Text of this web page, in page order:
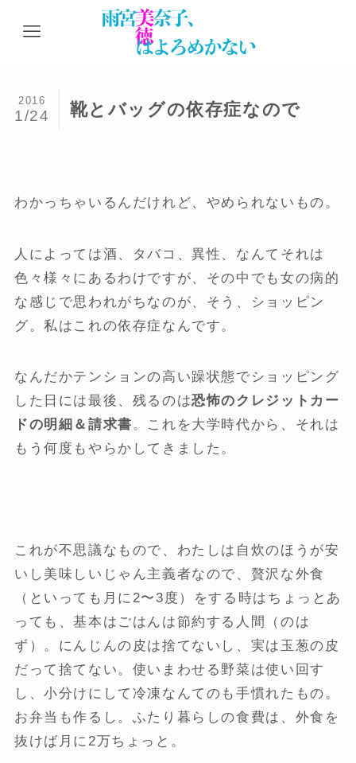
靴とバッグの依存症なので
2016
1/24
わかっちゃいるんだけれど、やめられないもの。
人によっては酒、タバコ、異性、なんてそれは
色々様々にあるわけですが、その中でも女の病的
な感じで思われがちなのが、そう、ショッピン
グ。私はこれの依存症なんです。
なんだかテンションの高い躁状態でショッピング
した日には最後、残るのは恐怖のクレジットカー
ドの明細＆請求書 。これを大学時代から、それは
もう何度もやらかしてきました。
これが不思議なもので、わたしは自炊のほうが安
いし美味しいじゃん主義者なので、贅沢な外食
（といっても月に2〜3度）をする時はちょっとあ
っても、基本はごはんは節約する人間（のは
ず）。にんじんの皮は捨てないし、実は玉葱の皮
だって捨てない。使いまわせる野菜は使い回す
し、小分けにして冷凍なんてのも手慣れたもの。
お弁当も作るし。ふたり暮らしの食費は、外食を
抜けば月に2万ちょっと。